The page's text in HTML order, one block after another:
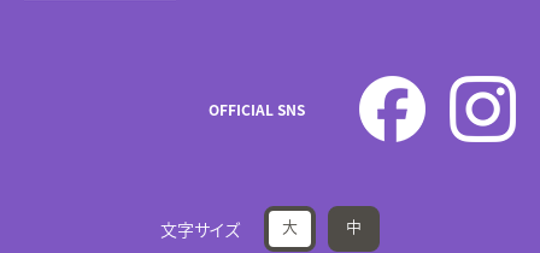
OFFICIAL SNS
文字サイズ 大 中